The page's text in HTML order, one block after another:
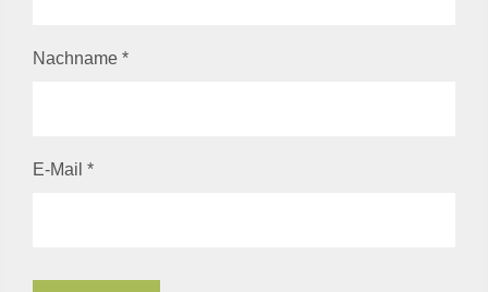
Nachname *
E-Mail *